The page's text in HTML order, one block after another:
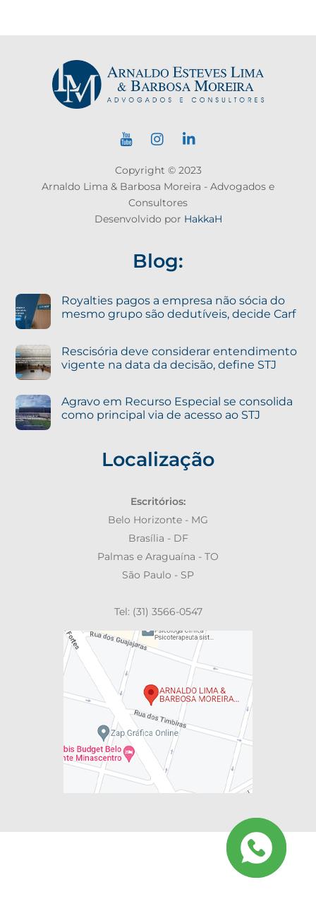
Copyright © 2023
Arnaldo Lima & Barbosa Moreira - Advogados e
Consultores
Desenvolvido por HakkaH
Blog:
Royalties pagos a empresa não sócia do
mesmo grupo são dedutíveis, decide Carf
Rescisória deve considerar entendimento
vigente na data da decisão, define STJ
Agravo em Recurso Especial se consolida
como principal via de acesso ao STJ
Localização
Escritórios:
Belo Horizonte - MG
Brasília - DF
Palmas e Araguaína - TO
São Paulo - SP
Tel: (31) 3566-0547